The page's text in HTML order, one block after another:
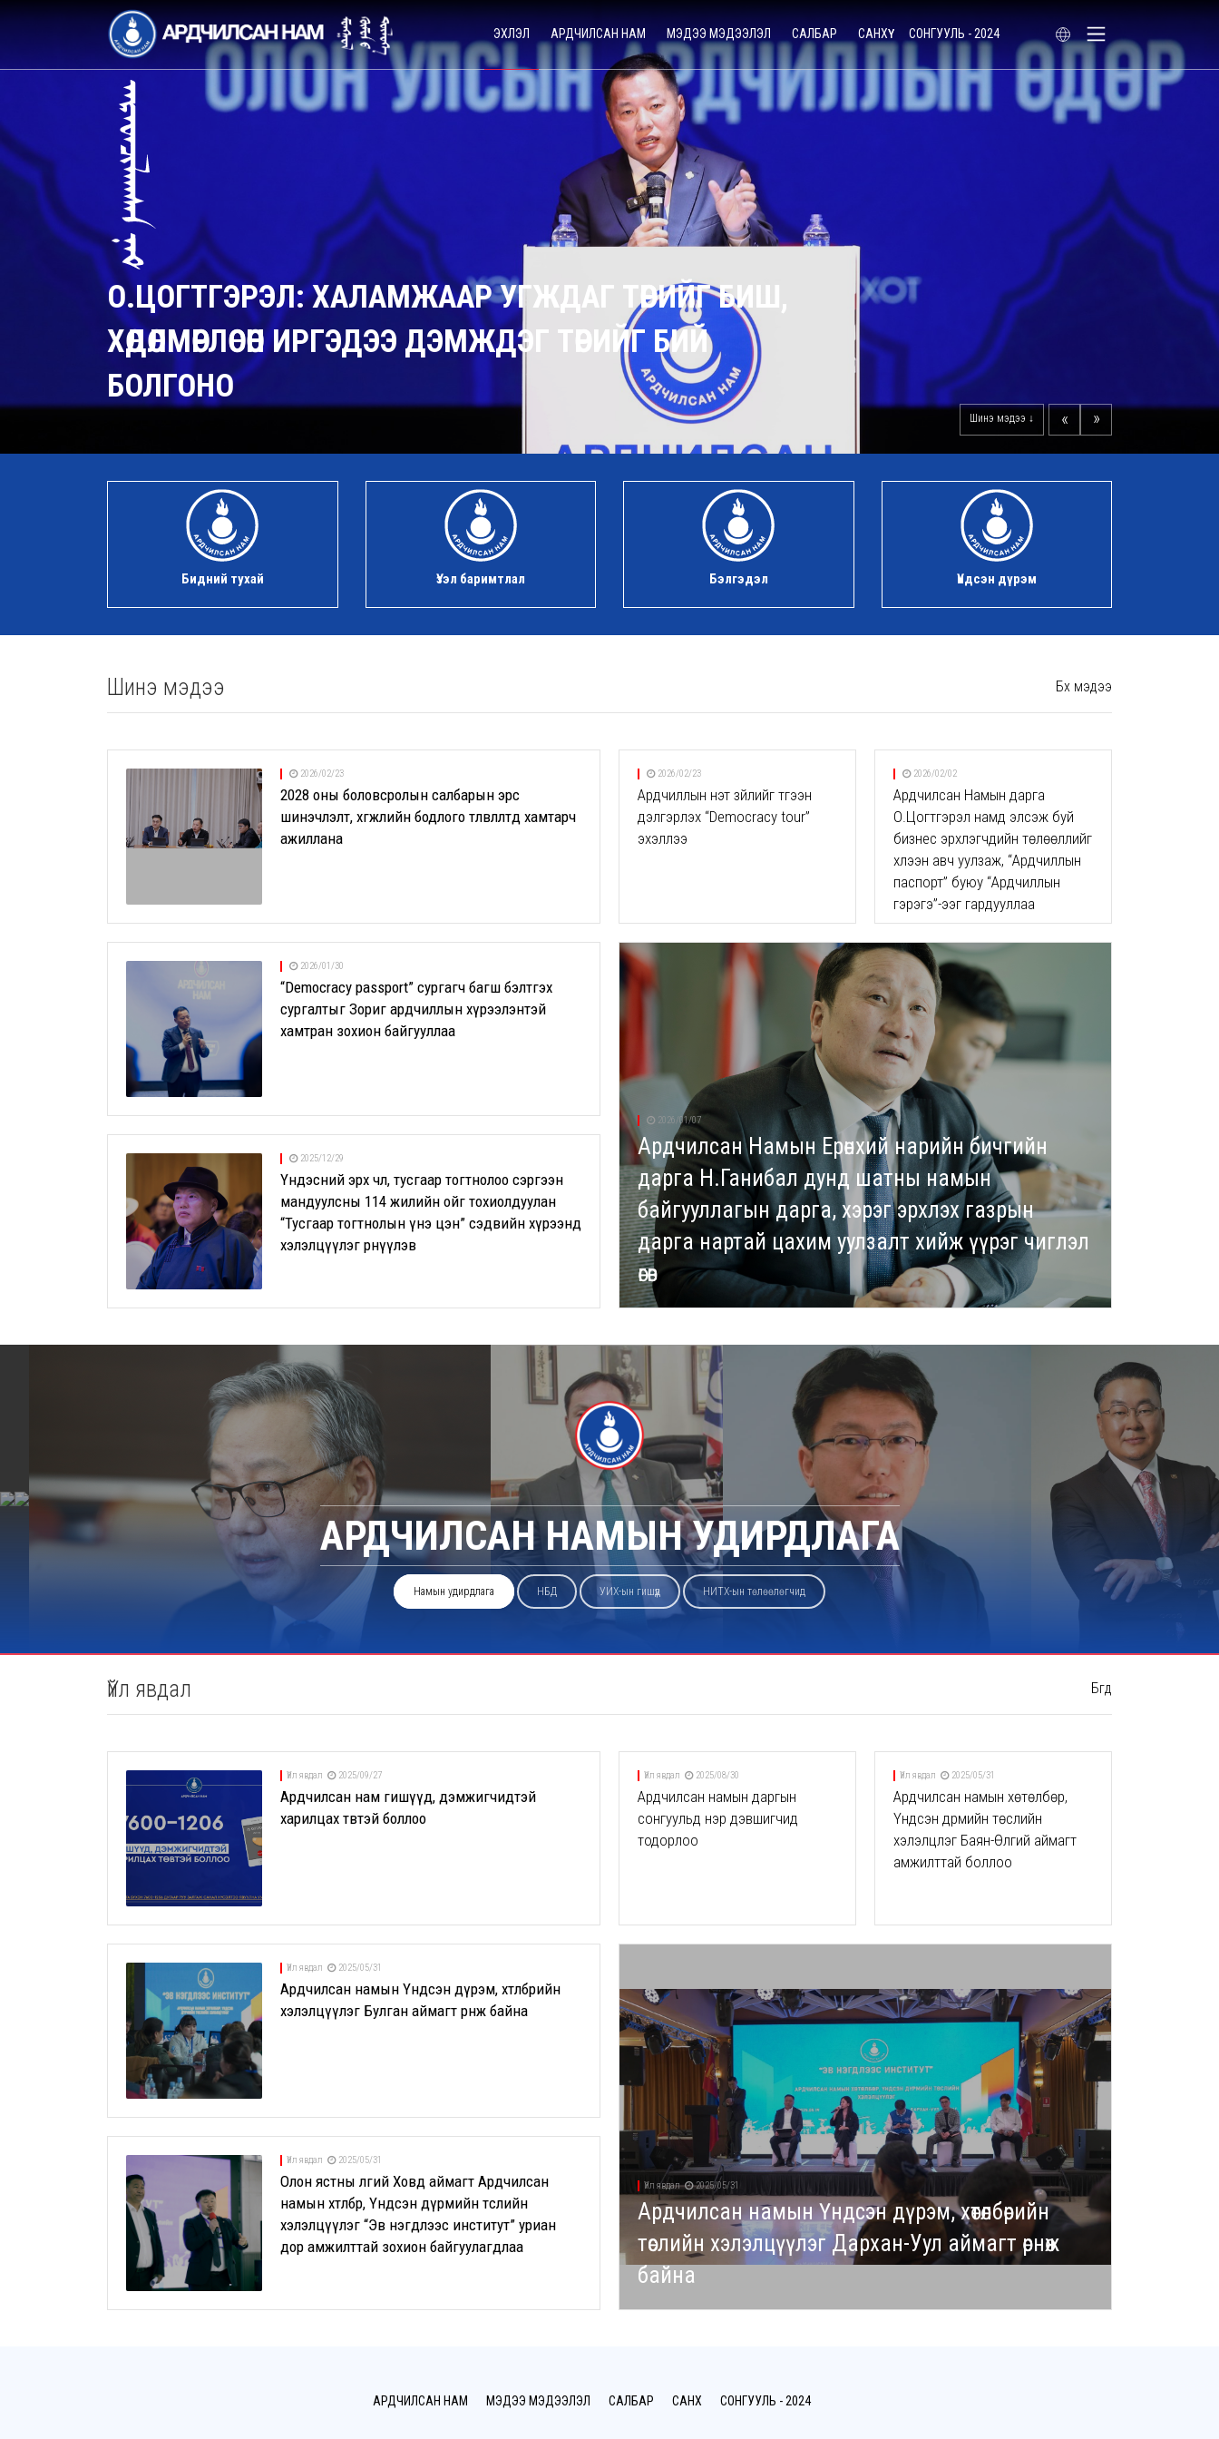
ЭХЛЭЛ АРДЧИЛСАН НАМ МЭДЭЭ МЭДЭЭЛЭЛ САЛБАР САНХҮҮ СОНГУУЛЬ - 2024
О.ЦОГТГЭРЭЛ: ХАЛАМЖААР УГЖДАГ ТӨРИЙГ БИШ,
ХӨДӨЛМӨРЛӨСӨН ИРГЭДЭЭ ДЭМЖДЭГ ТӨРИЙГ БИЙ
БОЛГОНО
Шинэ мэдээ ↓ « »
Бидний тухай Үзэл баримтлал Бэлгэдэл Үндсэн дүрэм
Шинэ мэдээ Бүх мэдээ
2026/02/23
2028 оны боловсролын салбарын эрс
шинэчлэлт, хөгжлийн бодлого төлөвлөлтөд хамтарч
ажиллана
2026/02/23
Ардчиллын үнэт зүйлийг түгээн
дэлгэрүүлэх “Democracy tour”
эхэллээ
2026/02/02
Ардчилсан Намын дарга
О.Цогтгэрэл намд элсэж буй
бизнес эрхлэгчдийн төлөөллийг
хүлээн авч уулзаж, “Ардчиллын
паспорт” буюу “Ардчиллын
гэрэгэ”-ээг гардууллаа
2026/01/30
“Democracy passport” сургагч багш бэлтгэх
сургалтыг Зориг ардчиллын хүрээлэнтэй
хамтран зохион байгууллаа
2026/01/07
Ардчилсан Намын Ерөнхий нарийн бичгийн
дарга Н.Ганибал дунд шатны намын
байгууллагын дарга, хэрэг эрхлэх газрын
дарга нартай цахим уулзалт хийж үүрэг чиглэл
өгөв
2025/12/29
Үндэсний эрх чөлөө, тусгаар тогтнолоо сэргээн
мандуулсны 114 жилийн ойг тохиолдуулан
“Тусгаар тогтнолын үнэ цэн” сэдвийн хүрээнд
хэлэлцүүлэг өрнүүлэв
АРДЧИЛСАН НАМЫН УДИРДЛАГА
Намын удирдлага НБД УИХ-ын гишүүд НИТХ-ын төлөөлөгчид
Үйл явдал Бүгд
Үйл явдал 2025/09/27
Ардчилсан нам гишүүд, дэмжигчидтэй
харилцах төвтэй боллоо
Үйл явдал 2025/08/30
Ардчилсан намын даргын
сонгуульд нэр дэвшигчид
тодорлоо
Үйл явдал 2025/05/31
Ардчилсан намын хөтөлбөр,
Үндсэн дүрмийн төслийн
хэлэлцүүлэг Баян-Өлгий аймагт
амжилттай боллоо
Үйл явдал 2025/05/31
Ардчилсан намын Үндсэн дүрэм, хөтөлбөрийн
хэлэлцүүлэг Булган аймагт өрнөж байна
Үйл явдал 2025/05/31
Ардчилсан намын Үндсэн дүрэм, хөтөлбөрийн
төслийн хэлэлцүүлэг Дархан-Уул аймагт өрнөж
байна
Үйл явдал 2025/05/31
Олон ястны өлгий Ховд аймагт Ардчилсан
намын хөтөлбөр, Үндсэн дүрмийн төслийн
хэлэлцүүлэг “Эв нэгдлээс институт” уриан
дор амжилттай зохион байгуулагдлаа
АРДЧИЛСАН НАМ МЭДЭЭ МЭДЭЭЛЭЛ САЛБАР САНХҮҮ СОНГУУЛЬ - 2024